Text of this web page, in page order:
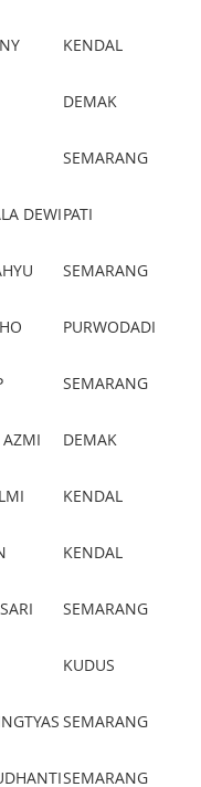
KENDAL
DEMAK
SEMARANG
DEWIPATI
SEMARANG
PURWODADI
SEMARANG
AZMI DEMAK
KENDAL
KENDAL
SEMARANG
KUDUS
SEMARANG
SEMARANG